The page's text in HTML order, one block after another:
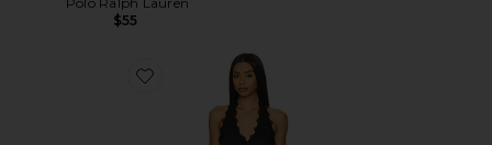
$55
Favorite VESTIDO STARS ALIGN